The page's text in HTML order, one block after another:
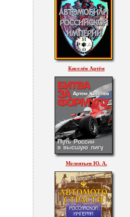
Киселёв Артём
Мелентьев Ю. А.